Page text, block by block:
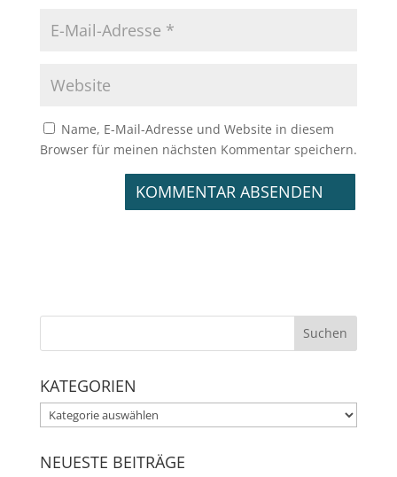
Name, E-Mail-Adresse und Website in diesem
Browser für meinen nächsten Kommentar speichern.
KATEGORIEN
Kategorien
NEUESTE BEITRÄGE